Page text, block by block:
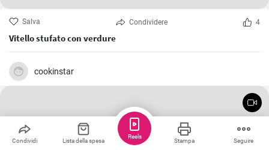
Salva Condividere 4
Vitello stufato con verdure
cookinstar
Condividi Lista della spesa Stampa Seguire
Reels